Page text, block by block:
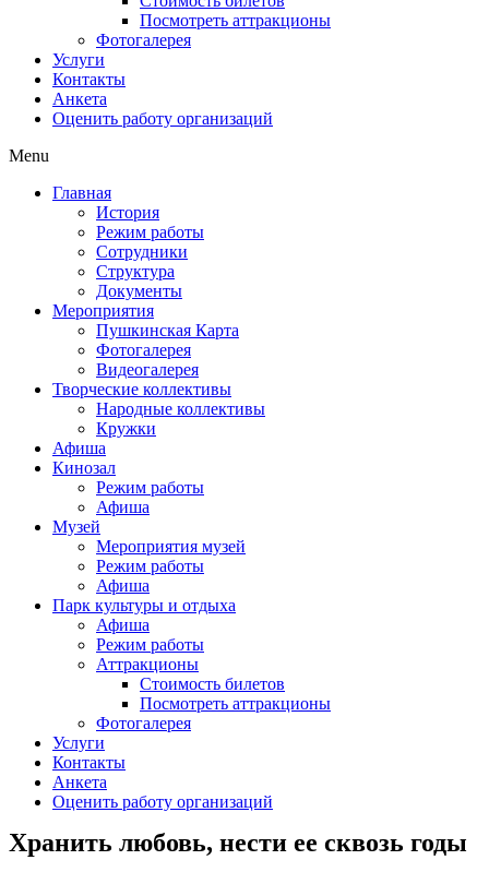
Посмотреть аттракционы
Фотогалерея
Услуги
Контакты
Анкета
Оценить работу организаций
Menu
Главная
История
Режим работы
Сотрудники
Структура
Документы
Мероприятия
Пушкинская Карта
Фотогалерея
Видеогалерея
Творческие коллективы
Народные коллективы
Кружки
Афиша
Кинозал
Режим работы
Афиша
Музей
Мероприятия музей
Режим работы
Афиша
Парк культуры и отдыха
Афиша
Режим работы
Аттракционы
Стоимость билетов
Посмотреть аттракционы
Фотогалерея
Услуги
Контакты
Анкета
Оценить работу организаций
Хранить любовь, нести ее сквозь годы